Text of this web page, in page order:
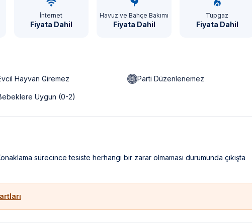
İnternet
Fiyata Dahil
Havuz ve Bahçe Bakımı
Fiyata Dahil
Tüpgaz
Fiyata Dahil
Hayvan Giremez Parti Düzenlenemez
Uygun (0-2)
sürecince tesiste herhangi bir zarar olmaması durumunda çıkışta